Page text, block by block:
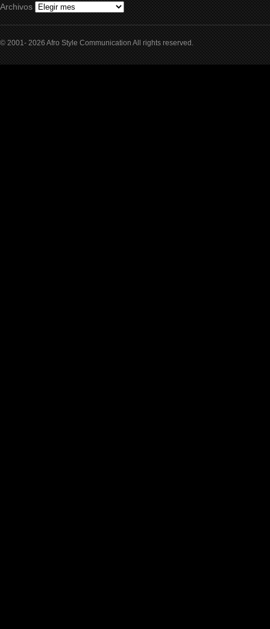
Archivos
© 2001- 2026 Afro Style Communication All rights reserved.